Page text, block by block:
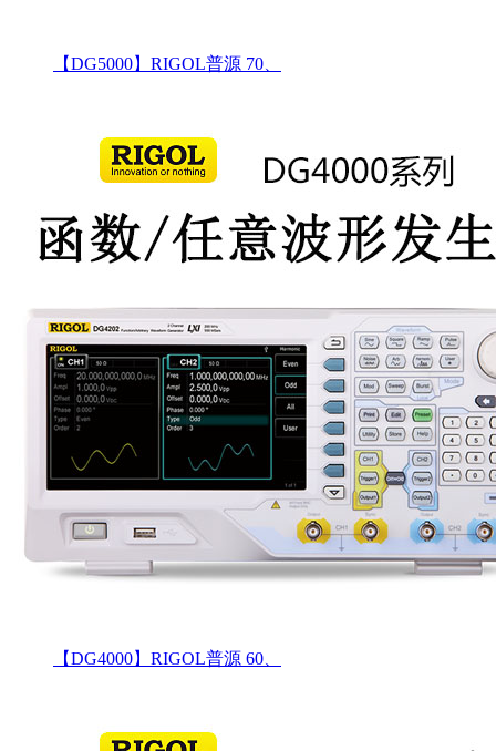
【DG5000】RIGOL普源 70、
【DG4000】RIGOL普源 60、